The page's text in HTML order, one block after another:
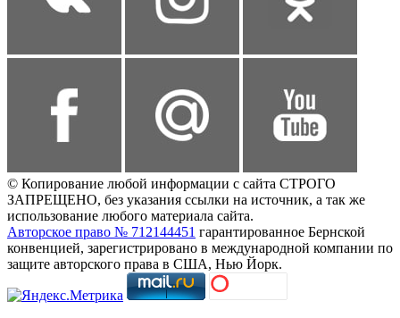
© Копирование любой информации с сайта СТРОГО
ЗАПРЕЩЕНО, без указания ссылки на источник, а так же
использование любого материала сайта.
Авторское право № 712144451 гарантированное Бернской
конвенцией, зарегистрировано в международной компании по
защите авторского права в США, Нью Йорк.